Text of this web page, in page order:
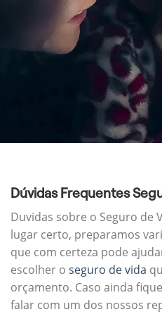
Dúvidas Frequentes
Duvidas sobre o Seguro de
lugar certo, preparamos
que com certeza pode
escolher o seguro de vida
orçamento. Caso ainda
falar com um dos nossos